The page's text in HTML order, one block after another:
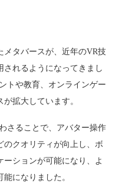
メタバースが、近年のVR技
れるようになってきまし
トや教育、オンラインゲー
拡大しています。
さることで、アバター操作
のクオリティが向上し、ボ
ションが可能になり、よ
になりました。